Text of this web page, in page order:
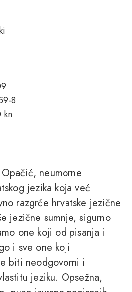
8
kn
neumorne
jezika koja već
razgrće hrvatske jezične
jezične sumnje, sigurno
one koji od pisanja i
i sve one koji
biti neodgovorni i
jeziku. Opsežna,